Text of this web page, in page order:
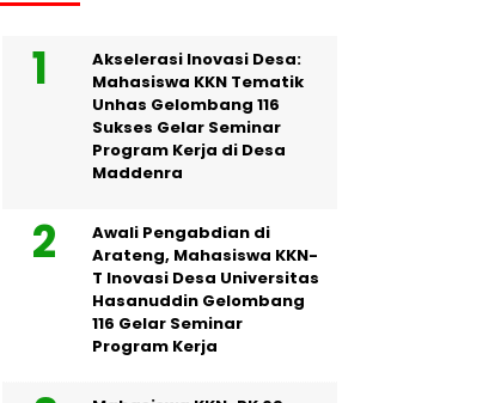
Akselerasi Inovasi Desa:
Mahasiswa KKN Tematik
Unhas Gelombang 116
Sukses Gelar Seminar
Program Kerja di Desa
Maddenra
Awali Pengabdian di
Arateng, Mahasiswa KKN-
T Inovasi Desa Universitas
Hasanuddin Gelombang
116 Gelar Seminar
Program Kerja